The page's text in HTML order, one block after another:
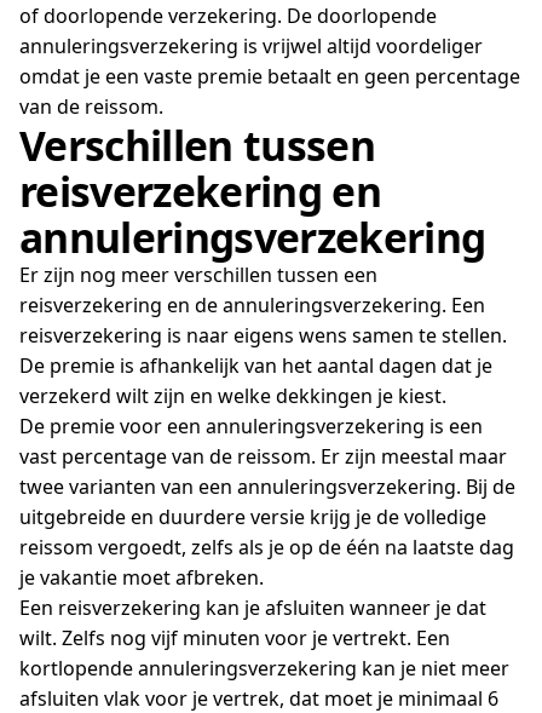
of doorlopende verzekering. De doorlopende
annuleringsverzekering is vrijwel altijd voordeliger
omdat je een vaste premie betaalt en geen percentage
van de reissom.
Verschillen tussen
reisverzekering en
annuleringsverzekering
Er zijn nog meer verschillen tussen een
reisverzekering en de annuleringsverzekering. Een
reisverzekering is naar eigens wens samen te stellen.
De premie is afhankelijk van het aantal dagen dat je
verzekerd wilt zijn en welke dekkingen je kiest.
De premie voor een annuleringsverzekering is een
vast percentage van de reissom. Er zijn meestal maar
twee varianten van een annuleringsverzekering. Bij de
uitgebreide en duurdere versie krijg je de volledige
reissom vergoedt, zelfs als je op de één na laatste dag
je vakantie moet afbreken.
Een reisverzekering kan je afsluiten wanneer je dat
wilt. Zelfs nog vijf minuten voor je vertrekt. Een
kortlopende annuleringsverzekering kan je niet meer
afsluiten vlak voor je vertrek, dat moet je minimaal 6